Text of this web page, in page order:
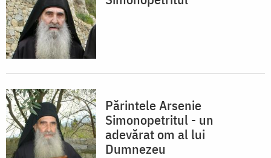
Părintele Arsenie
Simonopetritul - un
adevărat om al lui
Dumnezeu